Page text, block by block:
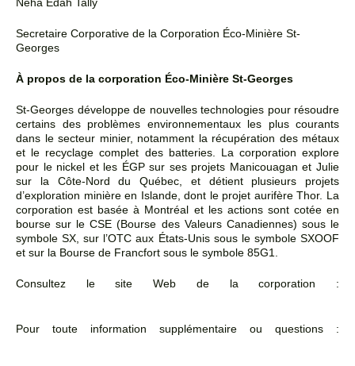
Secretaire Corporative de la Corporation Éco-Minière St-
Georges
À propos de la corporation Éco-Minière St-Georges
St-Georges développe de nouvelles technologies pour résoudre
certains des problèmes environnementaux les plus courants
dans le secteur minier, notamment la récupération des métaux
et le recyclage complet des batteries. La corporation explore
pour le nickel et les ÉGP sur ses projets Manicouagan et Julie
sur la Côte-Nord du Québec, et détient plusieurs projets
d’exploration minière en Islande, dont le projet aurifère Thor. La
corporation est basée à Montréal et les actions sont cotée en
bourse sur le CSE (Bourse des Valeurs Canadiennes) sous le
symbole SX, sur l’OTC aux États-Unis sous le symbole SXOOF
et sur la Bourse de Francfort sous le symbole 85G1.
Consultez le site Web de la corporation :
Pour toute information supplémentaire ou questions :